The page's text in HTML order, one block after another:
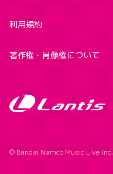
利用規約
著作権・肖像権について
© Bandai Namco Music Live Inc.